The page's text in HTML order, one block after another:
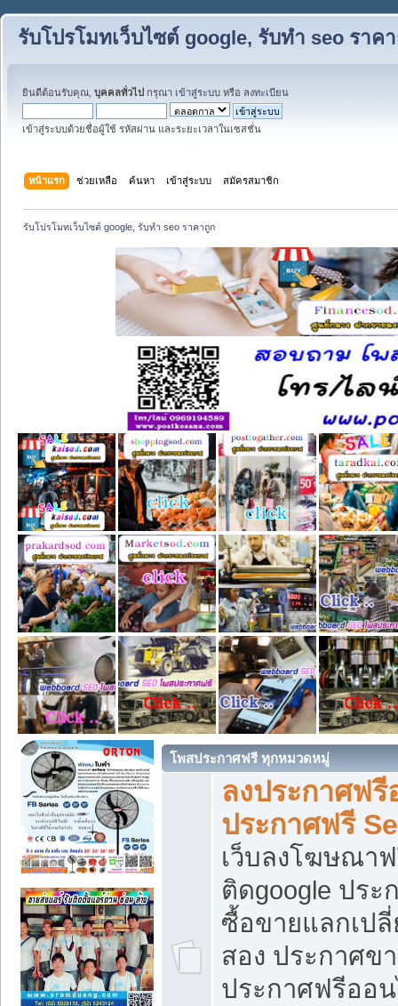
รับโปรโมทเว็บไซต์ google, รับทำ seo ราค
ยินดีต้อนรับคุณ, บุคคลทั่วไป กรุณา เข้าสู่ระบบ หรือ ลงทะเบียน
เข้าสู่ระบบด้วยชื่อผู้ใช้ รหัสผ่าน และระยะเวลาในเซสชั่น
หน้าแรก ช่วยเหลือ ค้นหา เข้าสู่ระบบ สมัครสมาชิก
รับโปรโมทเว็บไซต์ google, รับทำ seo ราคาถูก
โพสประกาศฟรี ทุกหมวดหมู่
ลงประกาศฟ
ประกาศฟรี
เว็บลงโฆษณา
ติดgoogle ปร
ซื้อขายแลกเป
สอง ประกาศข
ประกาศฟรีออ